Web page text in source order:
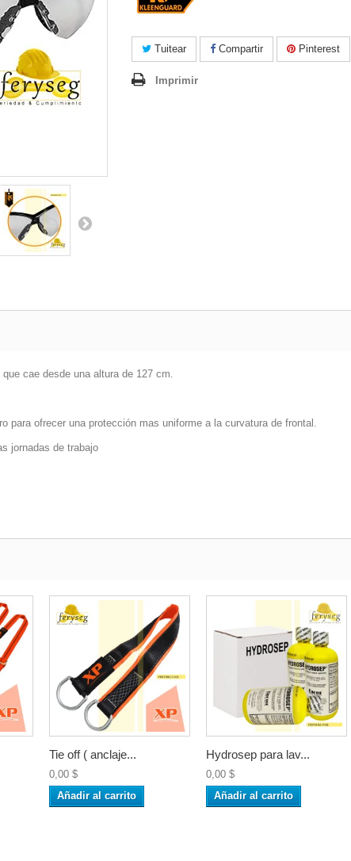
Tuitear Compartir Pinterest
Imprimir
cae desde una altura de 127 cm.
para ofrecer una protección mas uniforme a la curvatura de frontal.
jornadas de trabajo
Tie off ( anclaje...
0,00 $
Añadir al carrito
Hydrosep para lav...
0,00 $
Añadir al carrito